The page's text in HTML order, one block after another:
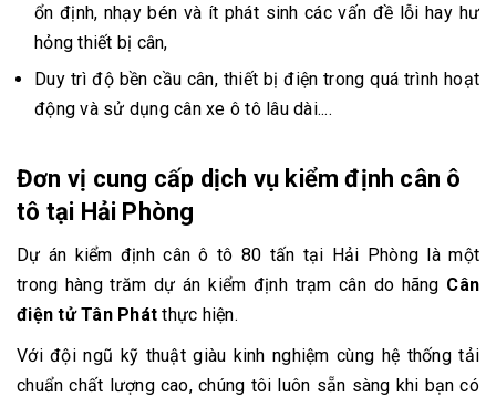
ổn định, nhạy bén và ít phát sinh các vấn đề lỗi hay hư
hỏng thiết bị cân,
Duy trì độ bền cầu cân, thiết bị điện trong quá trình hoạt
động và sử dụng cân xe ô tô lâu dài....
Đơn vị cung cấp dịch vụ kiểm định cân ô
tô tại Hải Phòng
Dự án kiểm định cân ô tô 80 tấn tại Hải Phòng là một
trong hàng trăm dự án kiểm định trạm cân do hãng Cân
điện tử Tân Phát thực hiện.
Với đội ngũ kỹ thuật giàu kinh nghiệm cùng hệ thống tải
chuẩn chất lượng cao, chúng tôi luôn sẵn sàng khi bạn có